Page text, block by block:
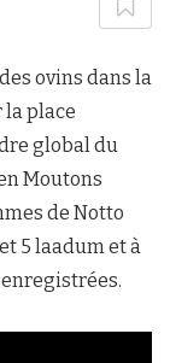
ovins dans la
la place
global du
Moutons
de Notto
5 laadum et à